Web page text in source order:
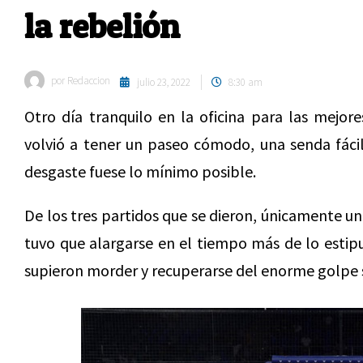
la rebelión
por Redaccion julio 23, 2022 8:30 am
Otro día tranquilo en la oficina para las
volvió a tener un paseo cómodo, una senda
desgaste fuese lo mínimo posible.
De los tres partidos que se dieron, únicamente
tuvo que alargarse en el tiempo más de lo
supieron morder y recuperarse del enorme